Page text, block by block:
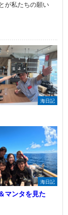
が私たちの願い
海日記
海日記
マンタを見た